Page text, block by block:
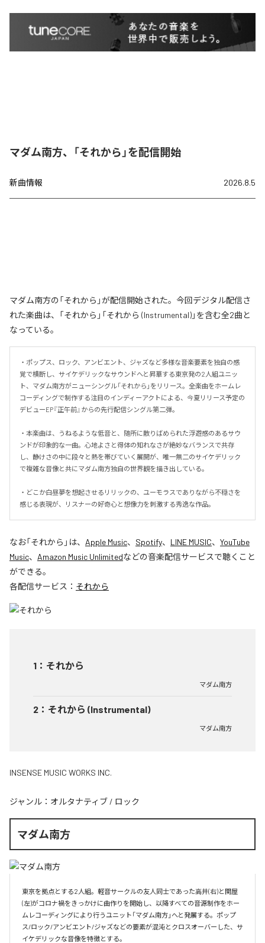
マダム南方、「それから」を配信開始
新曲情報 2026.8.5
マダム南方の「それから」が配信開始された。今回デジタル配信さ
れた楽曲は、「それから」「それから (Instrumental)」を含む全2曲と
なっている。
・ポップス、ロック、アンビエント、ジャズなど多様な音楽要素を独自の感
覚で横断し、サイケデリックなサウンドへと昇華する東京発の2人組ユニッ
ト、マダム南方がニューシングル「それから」をリリース。全楽曲をホームレ
コーディングで制作する注目のインディーアクトによる、今夏リリース予定の
デビューEP『正午前』からの先行配信シングル第二弾。
・本楽曲は、うねるような低音と、随所に散りばめられた浮遊感のあるサウ
ンドが印象的な一曲。心地よさと得体の知れなさが絶妙なバランスで共存
し、静けさの中に段々と熱を帯びていく展開が、唯一無二のサイケデリック
で複雑な音像と共にマダム南方独自の世界観を描き出している。
・どこか白昼夢を想起させるリリックの、ユーモラスでありながら不穏さを
感じる表現が、リスナーの好奇心と想像力を刺激する秀逸な作品。
なお「それから 」は、 Apple Music、 Spotify、 LINE MUSIC、 YouTube
Music、 Amazon Music Unlimitedなどの音楽配信サービスで聴くこと
ができる。
各配信サービス： それから
1 ： それから
マダム南方
2 ： それから (Instrumental)
マダム南方
INSENSE MUSIC WORKS INC.
ジャンル： オルタナティブ / ロック
マダム南方
東京を拠点とする2人組。軽音サークルの友人同士であった高井(右)と関屋
(左)がコロナ禍をきっかけに曲作りを開始し、以降すべての音源制作をホー
ムレコーディングにより行うユニット「マダム南方」へと発展する。ポップ
ス/ロック/アンビエント/ジャズなどの要素が混沌とクロスオーバーした、サ
イケデリックな音像を特徴とする。